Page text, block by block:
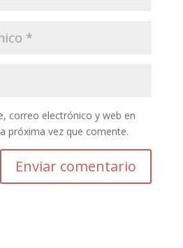
correo electrónico y web en
próxima vez que comente.